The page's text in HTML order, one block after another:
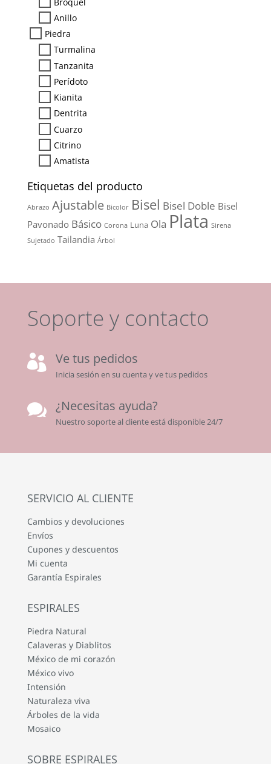
Anillo
Piedra
Turmalina
Tanzanita
Perídoto
Kianita
Dentrita
Cuarzo
Citrino
Amatista
Etiquetas del producto
Abrazo Ajustable Bicolor Bisel Bisel Doble Bisel
Pavonado Básico Corona Luna Ola Plata Sirena
Sujetado Tailandia Árbol
Soporte y contacto
 Ve tus pedidos
Inicia sesión en su cuenta y ve tus pedidos
 ¿Necesitas ayuda?
Nuestro soporte al cliente está disponible 24/7
SERVICIO AL CLIENTE
Cambios y devoluciones
Envíos
Cupones y descuentos
Mi cuenta
Garantía Espirales
ESPIRALES
Piedra Natural
Calaveras y Diablitos
México de mi corazón
México vivo
Intensión
Naturaleza viva
Árboles de la vida
Mosaico
SOBRE ESPIRALES